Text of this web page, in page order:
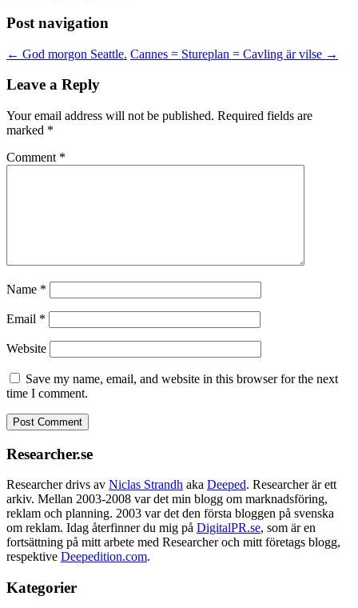
Post navigation
← God morgon Seattle. Cannes = Stureplan = Cavling är vilse →
Leave a Reply
Your email address will not be published. Required fields are
marked *
Comment *
Name *
Email *
Website
Save my name, email, and website in this browser for the next
time I comment.
Researcher.se
Researcher drivs av Niclas Strandh aka Deeped. Researcher är ett
arkiv. Mellan 2003-2008 var det min blogg om marknadsföring,
reklam och planning. 2003 var det den första bloggen på svenska
om reklam. Idag återfinner du mig på DigitalPR.se, som är en
fortsättning på mitt arbete med Researcher och mitt företags blogg,
respektive Deepedition.com.
Kategorier